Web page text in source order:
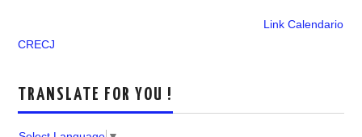
Link Calendario
CRECJ
TRANSLATE FOR YOU !